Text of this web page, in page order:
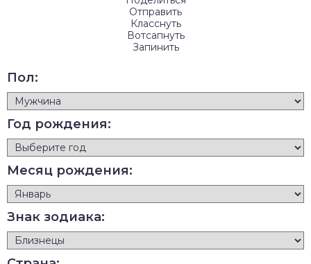
Отправить
Класснуть
Вотсапнуть
Запинить
Пол:
Год рождения:
Месяц рождения:
Знак зодиака: